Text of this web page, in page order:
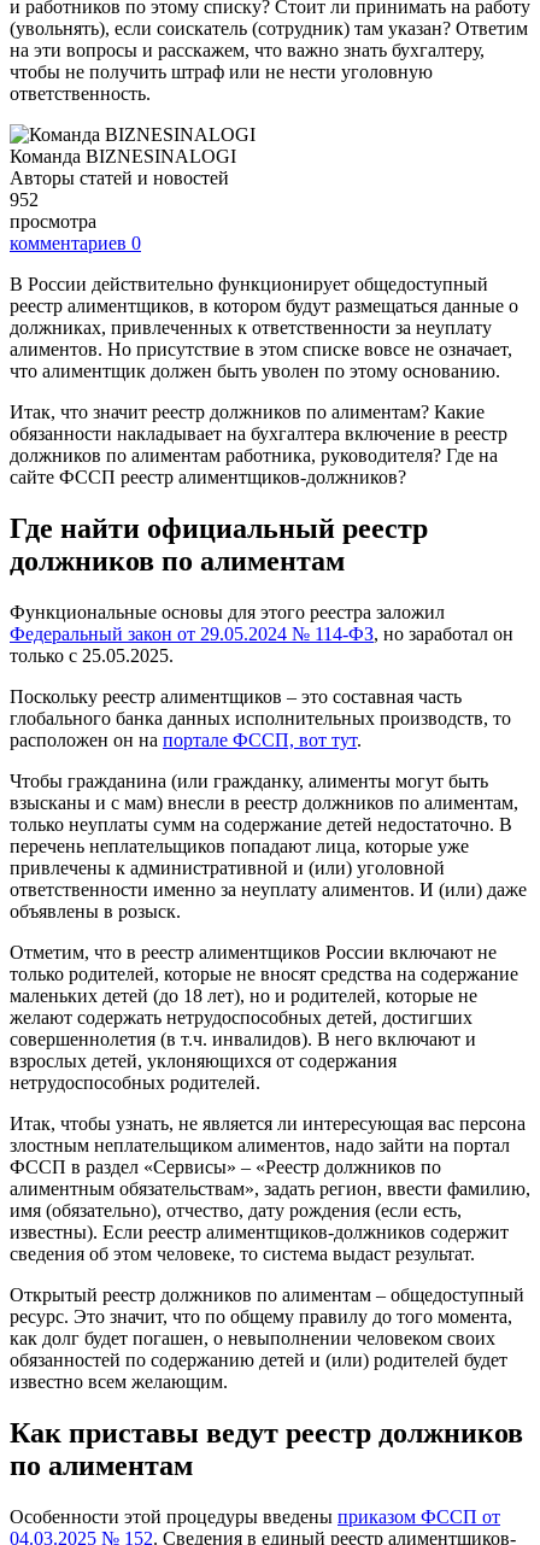
и работников по этому списку? Стоит ли принимать на работу
(увольнять), если соискатель (сотрудник) там указан? Ответим
на эти вопросы и расскажем, что важно знать бухгалтеру,
чтобы не получить штраф или не нести уголовную
ответственность.
Команда BIZNESINALOGI
Авторы статей и новостей
952
просмотра
комментариев 0
В России действительно функционирует общедоступный
реестр алиментщиков, в котором будут размещаться данные о
должниках, привлеченных к ответственности за неуплату
алиментов. Но присутствие в этом списке вовсе не означает,
что алиментщик должен быть уволен по этому основанию.
Итак, что значит реестр должников по алиментам? Какие
обязанности накладывает на бухгалтера включение в реестр
должников по алиментам работника, руководителя? Где на
сайте ФССП реестр алиментщиков-должников?
Где найти официальный реестр
должников по алиментам
Функциональные основы для этого реестра заложил
Федеральный закон от 29.05.2024 № 114-ФЗ, но заработал он
только с 25.05.2025.
Поскольку реестр алиментщиков – это составная часть
глобального банка данных исполнительных производств, то
расположен он на портале ФССП, вот тут.
Чтобы гражданина (или гражданку, алименты могут быть
взысканы и с мам) внесли в реестр должников по алиментам,
только неуплаты сумм на содержание детей недостаточно. В
перечень неплательщиков попадают лица, которые уже
привлечены к административной и (или) уголовной
ответственности именно за неуплату алиментов. И (или) даже
объявлены в розыск.
Отметим, что в реестр алиментщиков России включают не
только родителей, которые не вносят средства на содержание
маленьких детей (до 18 лет), но и родителей, которые не
желают содержать нетрудоспособных детей, достигших
совершеннолетия (в т.ч. инвалидов). В него включают и
взрослых детей, уклоняющихся от содержания
нетрудоспособных родителей.
Итак, чтобы узнать, не является ли интересующая вас персона
злостным неплательщиком алиментов, надо зайти на портал
ФССП в раздел «Сервисы» – «Реестр должников по
алиментным обязательствам», задать регион, ввести фамилию,
имя (обязательно), отчество, дату рождения (если есть,
известны). Если реестр алиментщиков-должников содержит
сведения об этом человеке, то система выдаст результат.
Открытый реестр должников по алиментам – общедоступный
ресурс. Это значит, что по общему правилу до того момента,
как долг будет погашен, о невыполнении человеком своих
обязанностей по содержанию детей и (или) родителей будет
известно всем желающим.
Как приставы ведут реестр должников
по алиментам
Особенности этой процедуры введены приказом ФССП от
04.03.2025 № 152. Сведения в единый реестр алиментщиков-